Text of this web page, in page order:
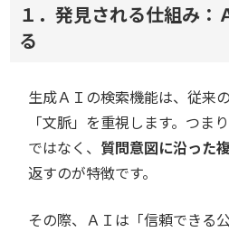
１．発見される仕組み：
る
生成ＡＩの検索機能は、従来
「文脈」を重視します。つま
ではなく、 質問意図に沿った
返すのが特徴です。
その際、ＡＩは「信頼できる